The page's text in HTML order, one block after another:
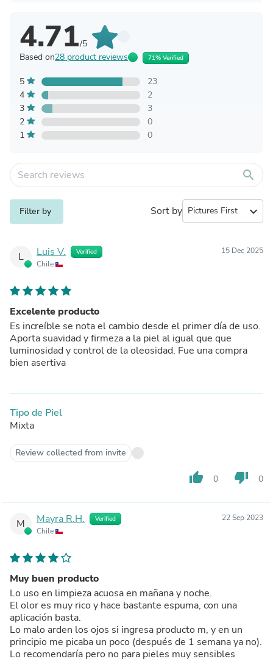
4.71/5
Based on28 product reviews 71% Verified
5
23
4
2
3
3
2
0
1
0
search
Filter by Sort by expand_more
L Luis V. Verified
Chile
15 Dec 2025
Excelente producto
Es increíble se nota el cambio desde el primer día de uso.
Aporta suavidad y firmeza a la piel al igual que que
luminosidad y control de la oleosidad. Fue una compra
bien asertiva
Tipo de Piel
Mixta
Review collected from invite
thumb_up 0 thumb_down 0
M Mayra R.H. Verified
Chile
22 Sep 2023
Muy buen producto
Lo uso en limpieza acuosa en mañana y noche.
El olor es muy rico y hace bastante espuma, con una
aplicación basta.
Lo malo arden los ojos si ingresa producto m, y en un
principio me picaba un poco (después de 1 semana ya no).
Lo recomendaría pero no para pieles muy sensibles